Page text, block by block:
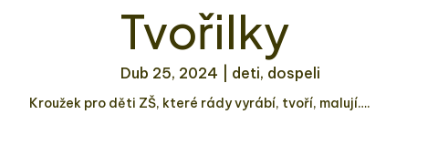
Tvořilky
Dub 25, 2024 | deti, dospeli
Kroužek pro děti ZŠ, které rády vyrábí, tvoří, malují….